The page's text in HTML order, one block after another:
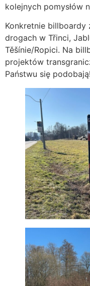
kolejnych pomysłów
Konkretnie billboardy
drogach w Třinci,
Těšínie/Ropici. Na
projektów
Państwu się podobają!